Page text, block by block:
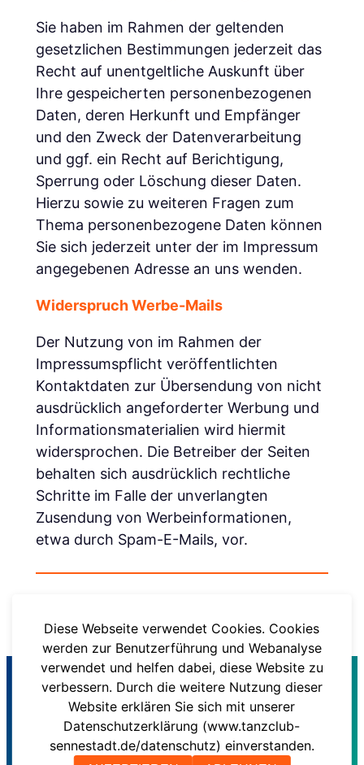
Sie haben im Rahmen der geltenden
gesetzlichen Bestimmungen jederzeit das
Recht auf unentgeltliche Auskunft über
Ihre gespeicherten personenbezogenen
Daten, deren Herkunft und Empfänger
und den Zweck der Datenverarbeitung
und ggf. ein Recht auf Berichtigung,
Sperrung oder Löschung dieser Daten.
Hierzu sowie zu weiteren Fragen zum
Thema personenbezogene Daten können
Sie sich jederzeit unter der im Impressum
angegebenen Adresse an uns wenden.
Widerspruch Werbe-Mails
Der Nutzung von im Rahmen der
Impressumspflicht veröffentlichten
Kontaktdaten zur Übersendung von nicht
ausdrücklich angeforderter Werbung und
Informationsmaterialien wird hiermit
widersprochen. Die Betreiber der Seiten
behalten sich ausdrücklich rechtliche
Schritte im Falle der unverlangten
Zusendung von Werbeinformationen,
etwa durch Spam-E-Mails, vor.
ImpressumDatenschutzSatzung
© 2026 Tanzclub-Sennestadt e.V.
Diese Webseite verwendet Cookies. Cookies
werden zur Benutzerführung und Webanalyse
verwendet und helfen dabei, diese Website zu
verbessern. Durch die weitere Nutzung dieser
Website erklären Sie sich mit unserer
Datenschutzerklärung (www.tanzclub-
sennestadt.de/datenschutz) einverstanden.